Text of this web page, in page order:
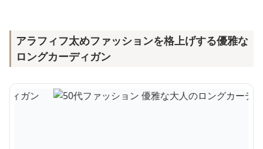
アラフィフ太めファッションを格上げする優雅な
ロングカーディガン